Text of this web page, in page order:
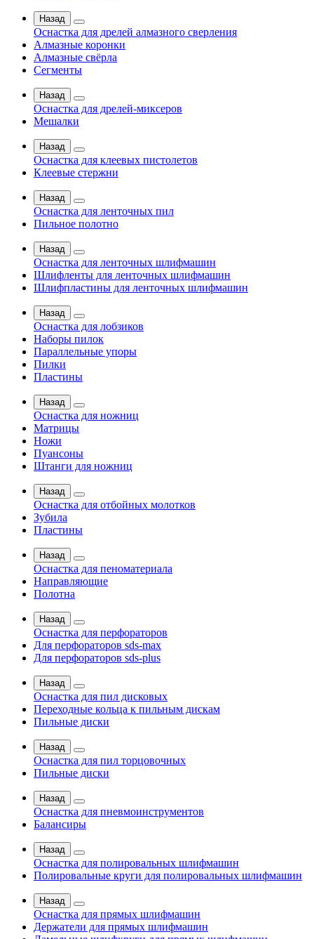
Назад
Оснастка для дрелей алмазного сверления
Алмазные коронки
Алмазные свёрла
Сегменты
Назад
Оснастка для дрелей-миксеров
Мешалки
Назад
Оснастка для клеевых пистолетов
Клеевые стержни
Назад
Оснастка для ленточных пил
Пильное полотно
Назад
Оснастка для ленточных шлифмашин
Шлифленты для ленточных шлифмашин
Шлифпластины для ленточных шлифмашин
Назад
Оснастка для лобзиков
Наборы пилок
Параллельные упоры
Пилки
Пластины
Назад
Оснастка для ножниц
Матрицы
Ножи
Пуансоны
Штанги для ножниц
Назад
Оснастка для отбойных молотков
Зубила
Пластины
Назад
Оснастка для пеноматериала
Направляющие
Полотна
Назад
Оснастка для перфораторов
Для перфораторов sds-max
Для перфораторов sds-plus
Назад
Оснастка для пил дисковых
Переходные кольца к пильным дискам
Пильные диски
Назад
Оснастка для пил торцовочных
Пильные диски
Назад
Оснастка для пневмоинструментов
Балансиры
Назад
Оснастка для полировальных шлифмашин
Полировальные круги для полировальных шлифмашин
Назад
Оснастка для прямых шлифмашин
Держатели для прямых шлифмашин